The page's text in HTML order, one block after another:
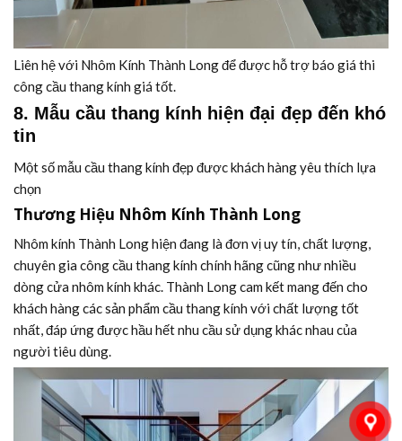
Liên hệ với Nhôm Kính Thành Long để được hỗ trợ báo giá thi
công cầu thang kính giá tốt.
8. Mẫu cầu thang kính hiện đại đẹp đến khó
tin
Một số mẫu cầu thang kính đẹp được khách hàng yêu thích lựa
chọn
Thương Hiệu Nhôm Kính Thành Long
Nhôm kính Thành Long hiện đang là đơn vị uy tín, chất lượng,
chuyên gia công cầu thang kính chính hãng cũng như nhiều
dòng cửa nhôm kính khác. Thành Long cam kết mang đến cho
khách hàng các sản phẩm cầu thang kính với chất lượng tốt
nhất, đáp ứng được hầu hết nhu cầu sử dụng khác nhau của
người tiêu dùng.